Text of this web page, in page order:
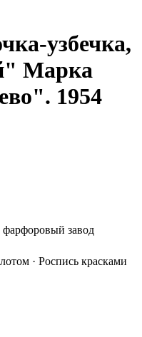
узбечка,
Марка
1954
фарфоровый завод
· Роспись красками